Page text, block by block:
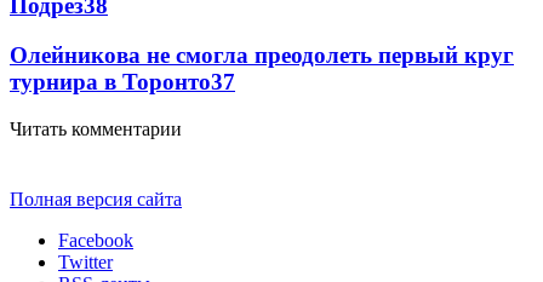
Подрез38
Олейникова не смогла преодолеть первый круг
турнира в Торонто37
Читать комментарии
Полная версия сайта
Facebook
Twitter